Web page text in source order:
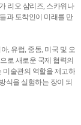
리오 샴리즈, 스카위나
과 토착인이 미래를 만
, 유럽, 중동, 미국 및 오
로 새로운 국제 협력의
미술관의 역할을 제고하
식을 실험하는 장이 되